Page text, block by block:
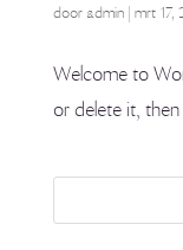
door admin| mrt 17,
Welcome to
or delete it,